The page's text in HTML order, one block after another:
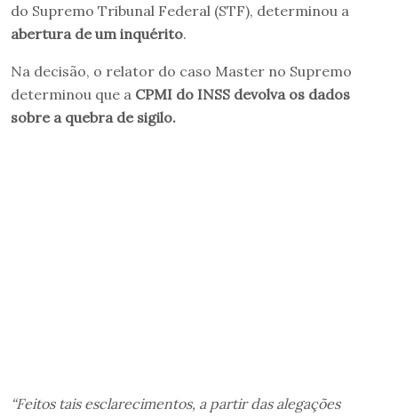
do Supremo Tribunal Federal (STF), determinou a
abertura de um inquérito.
Na decisão, o relator do caso Master no Supremo
determinou que a CPMI do INSS devolva os dados
sobre a quebra de sigilo.
“Feitos tais esclarecimentos, a partir das alegações